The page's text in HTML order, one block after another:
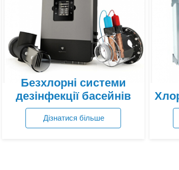
Безхлорні системи
дезінфекції басейнів
Дізнатися більше